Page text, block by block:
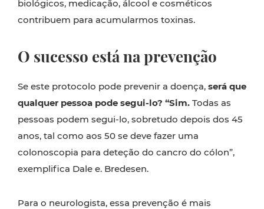
biológicos, medicação, álcool e cosméticos
contribuem para acumularmos toxinas.
O sucesso está na prevenção
Se este protocolo pode prevenir a doença, será que
qualquer pessoa pode segui-lo? “Sim. Todas as
pessoas podem segui-lo, sobretudo depois dos 45
anos, tal como aos 50 se deve fazer uma
colonoscopia para deteção do cancro do cólon”,
exemplifica Dale e. Bredesen.
Para o neurologista, essa prevenção é mais